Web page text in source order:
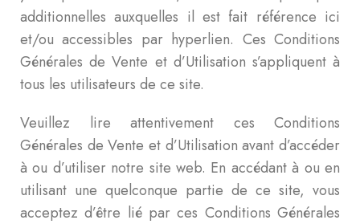
additionnelles auxquelles il est fait référence ici
et/ou accessibles par hyperlien. Ces Conditions
Générales de Vente et d’Utilisation s’appliquent à
tous les utilisateurs de ce site.
Veuillez lire attentivement ces Conditions
Générales de Vente et d’Utilisation avant d’accéder
à ou d’utiliser notre site web. En accédant à ou en
utilisant une quelconque partie de ce site, vous
acceptez d’être lié par ces Conditions Générales